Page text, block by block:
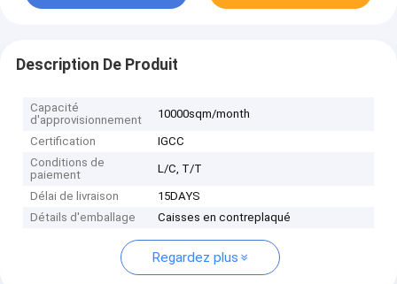
Description De Produit
Capacité
d'approvisionnement
10000sqm/month
Certification
IGCC
Conditions de
paiement
L/C, T/T
Délai de livraison
15DAYS
Détails d'emballage
Caisses en contreplaqué
Regardez plus